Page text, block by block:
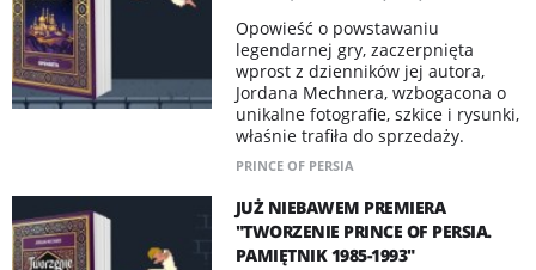
Opowieść o powstawaniu
legendarnej gry, zaczerpnięta
wprost z dzienników jej autora,
Jordana Mechnera, wzbogacona o
unikalne fotografie, szkice i rysunki,
właśnie trafiła do sprzedaży.
PRINCE OF PERSIA
JUŻ NIEBAWEM PREMIERA
"TWORZENIE PRINCE OF PERSIA.
PAMIĘTNIK 1985-1993"